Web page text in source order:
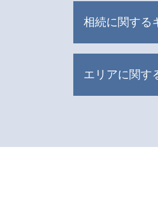
相続に関する
相続 税金対策
エリアに関す